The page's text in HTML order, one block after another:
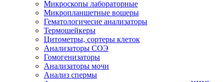
Микроскопы лабораторные
Микропланшетные вошеры
Гематологичесие анализаторы
Термошейкеры
Цитометры, сортеры клеток
Анализаторы СОЭ
Гомогенизаторы
Анализаторы мочи
Анализ спермы